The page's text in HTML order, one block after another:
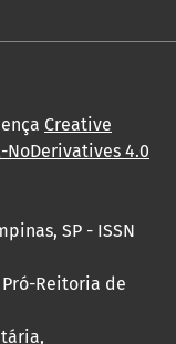
Creative
4.0
SP - ISSN
Reitoria de